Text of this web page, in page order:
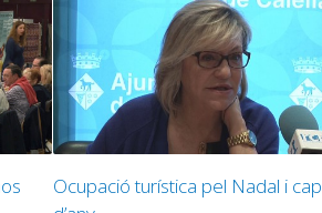
Ocupació turística pel Nadal i cap